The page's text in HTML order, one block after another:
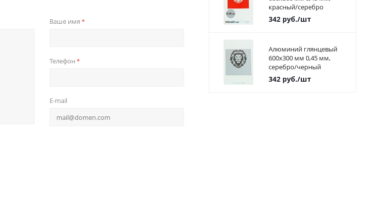
Ваше имя *
Телефон *
E-mail
красный/серебро
342руб./шт
Алюминий глянцевый
600х300 мм 0,45 мм,
серебро/черный
342руб./шт